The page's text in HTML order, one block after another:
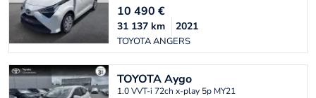
10 490 €
TOYOTA ANGERS
31 137 km 2021
TOYOTAAygo
1.0 VVT-i 72ch x-play 5p MY21